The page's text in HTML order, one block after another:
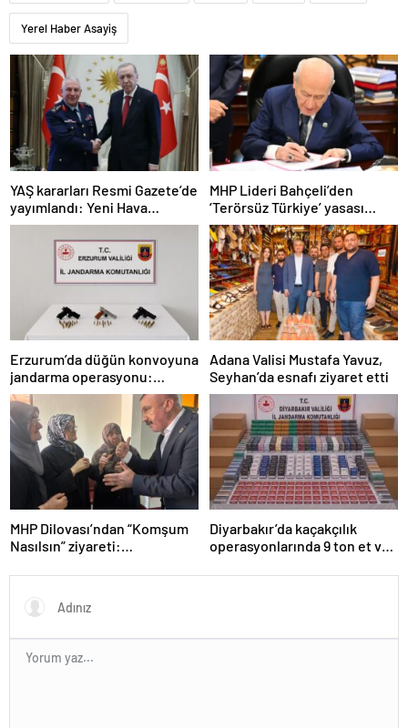
Yerel Haber Asayiş
YAŞ kararları Resmi Gazete’de
yayımlandı: Yeni Hava
Kuvvetleri Komutanı
Orgeneral Rafet Dalkıran
MHP Lideri Bahçeli’den
‘Terörsüz Türkiye’ yasası
açıklaması: “Herkes kazandı”
Erzurum’da düğün konvoyuna
jandarma operasyonu:
Silahlar ele geçirildi, ağır
cezalar kesildi
Adana Valisi Mustafa Yavuz,
Seyhan’da esnafı ziyaret etti
MHP Dilovası’ndan “Komşum
Nasılsın” ziyareti:
insan var”
Diyarbakır’da kaçakçılık
operasyonlarında 9 ton et ve
geçirildi